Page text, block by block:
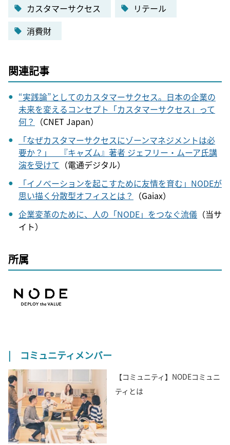
カスタマーサクセス
リテール
消費財
関連記事
“実践論”としてのカスタマーサクセス。日本の企業の
未来を変えるコンセプト「カスタマーサクセス」って
何？
（CNET Japan）
「なぜカスタマーサクセスにゾーンマネジメントは必
要か？」＿『キャズム』著者 ジェフリー・ムーア氏講
演を受けて （電通デジタル）
「イノべーションを起こすために友情を育む」NODEが
思い描く分散型オフィスとは？
（Gaiax）
企業変革のために、人の「NODE」をつなぐ流儀 （当サ
イト）
所属
| コミュニティメンバー
【コミュニティ】NODEコミュニ
ティとは